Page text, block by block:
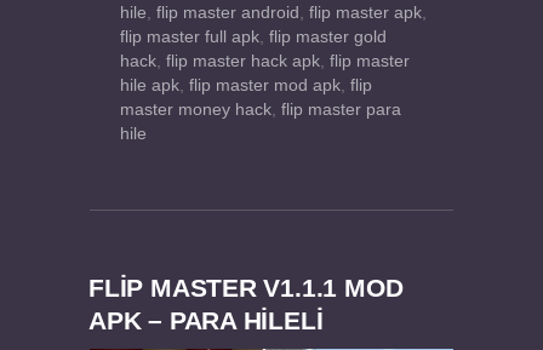
hile, flip master android , flip master apk,
flip master full apk, flip master gold
hack, flip master hack apk, flip master
hile apk, flip master mod apk, flip
master money hack, flip master para
hile
FLIP MASTER V1.1.1 MOD
APK – PARA HİLELİ